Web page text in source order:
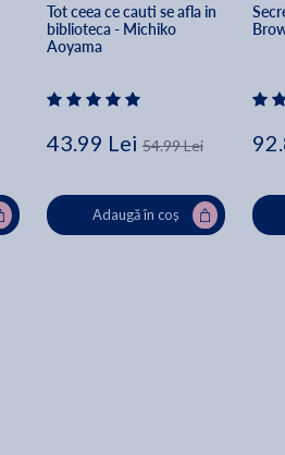
Tot ceea ce cauti se afla in
biblioteca - Michiko
Aoyama
43.99 Lei 54.99 Lei
Adaugă în coș